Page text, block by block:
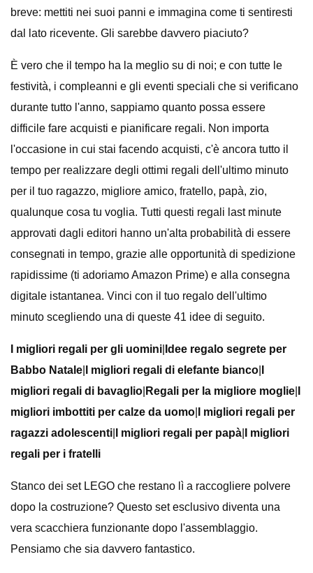
breve: mettiti nei suoi panni e immagina come ti sentiresti
dal lato ricevente. Gli sarebbe davvero piaciuto?
È vero che il tempo ha la meglio su di noi; e con tutte le
festività, i compleanni e gli eventi speciali che si verificano
durante tutto l'anno, sappiamo quanto possa essere
difficile fare acquisti e pianificare regali. Non importa
l'occasione in cui stai facendo acquisti, c'è ancora tutto il
tempo per realizzare degli ottimi regali dell'ultimo minuto
per il tuo ragazzo, migliore amico, fratello, papà, zio,
qualunque cosa tu voglia. Tutti questi regali last minute
approvati dagli editori hanno un'alta probabilità di essere
consegnati in tempo, grazie alle opportunità di spedizione
rapidissime (ti adoriamo Amazon Prime) e alla consegna
digitale istantanea. Vinci con il tuo regalo dell'ultimo
minuto scegliendo una di queste 41 idee di seguito.
I migliori regali per gli uomini Idee regalo segrete per
Babbo Natale
I migliori regali di elefante bianco
migliori regali di bavaglio Regali per la migliore moglie
migliori imbottiti per calze da uomo
I migliori regali per
ragazzi adolescenti
I migliori regali per papà
I migliori
regali per i fratelli
Stanco dei set LEGO che restano lì a raccogliere polvere
dopo la costruzione? Questo set esclusivo diventa una
vera scacchiera funzionante dopo l'assemblaggio.
Pensiamo che sia davvero fantastico.